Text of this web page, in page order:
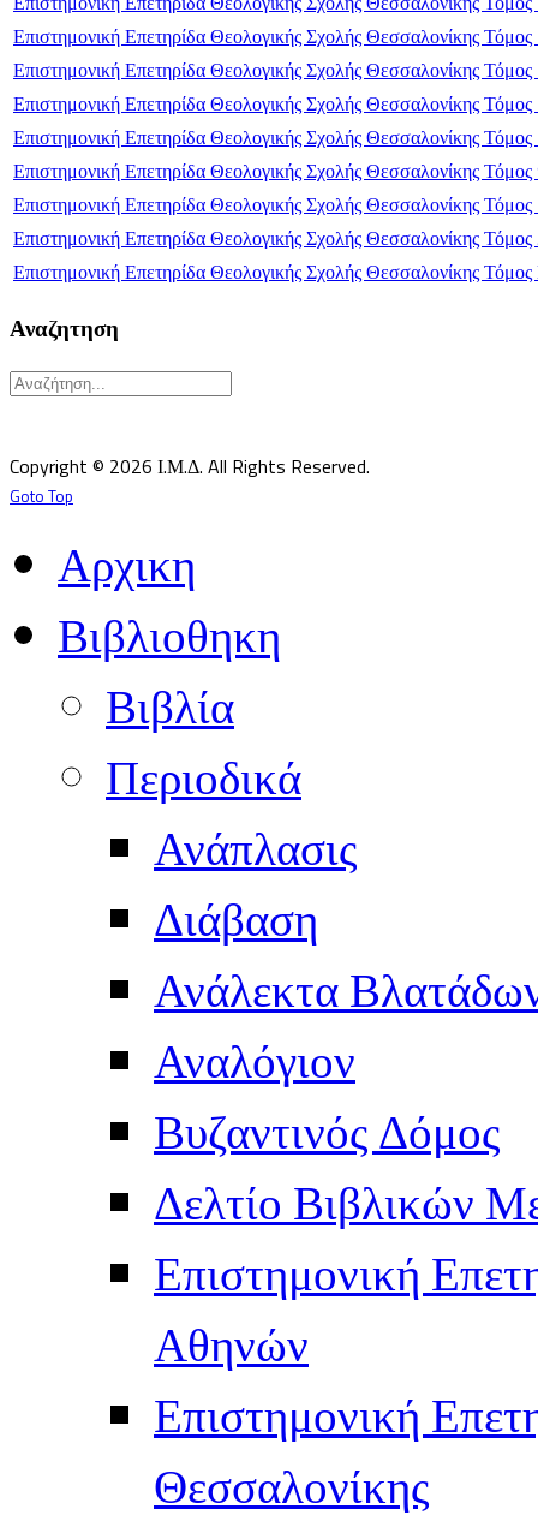
Επιστημονική Επετηρίδα Θεολογικής Σχολής Θεσσαλονίκης
Επιστημονική Επετηρίδα Θεολογικής Σχολής Θεσσαλονίκης
Επιστημονική Επετηρίδα Θεολογικής Σχολής Θεσσαλονίκης
Επιστημονική Επετηρίδα Θεολογικής Σχολής Θεσσαλονίκης
Επιστημονική Επετηρίδα Θεολογικής Σχολής Θεσσαλονίκης
Επιστημονική Επετηρίδα Θεολογικής Σχολής Θεσσαλονίκης
Επιστημονική Επετηρίδα Θεολογικής Σχολής Θεσσαλονίκης
Επιστημονική Επετηρίδα Θεολογικής Σχολής Θεσσαλονίκης
Αναζητηση
Copyright © 2026 Ι.Μ.Δ. All Rights Reserved.
Goto Top
Αρχικη
Βιβλιοθηκη
Βιβλία
Περιοδικά
Ανάπλασις
Διάβαση
Ανάλεκτα
Αναλόγιον
Βυζαντινός Δόμος
Δελτίο Βιβλικών
Επιστημονική
Αθηνών
Επιστημονική
Θεσσαλονίκης